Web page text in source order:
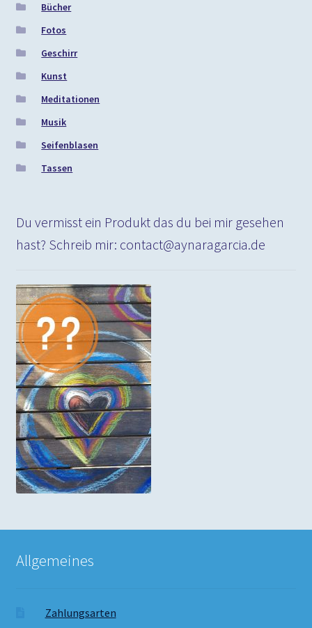
Bücher
Fotos
Geschirr
Kunst
Meditationen
Musik
Seifenblasen
Tassen
Du vermisst ein Produkt das du bei mir gesehen
hast? Schreib mir: contact@aynaragarcia.de
Allgemeines
Zahlungsarten